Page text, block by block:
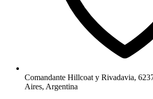
Comandante Hillcoat y Rivadavia,
Aires, Argentina